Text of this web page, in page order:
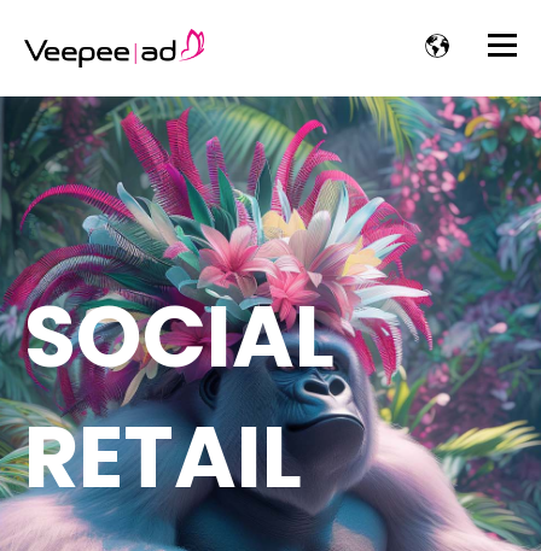
SOCIAL
RETAIL